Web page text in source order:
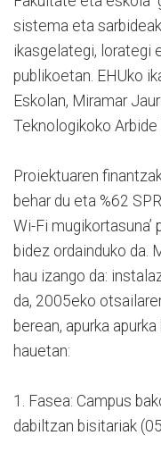
sistema eta
ikasgelategi, lorategi
publikoetan. EHUko
Eskolan, Miramar
Teknologikoko Arbide
Proiektuaren
behar du eta %62
Wi-Fi mugikortasuna’
bidez ordainduko da.
hau izango da:
da, 2005eko
berean, apurka
hauetan:
1. Fasea: Campus
dabiltzan bisitariak